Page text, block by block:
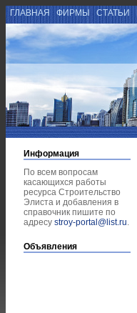
ГЛАВНАЯ ФИРМЫ СТАТЬИ
Информация
По всем вопросам
касающихся работы
ресурса Строительство
Элиста и добавления в
справочник пишите по
адресу stroy-portal@list.ru.
Объявления